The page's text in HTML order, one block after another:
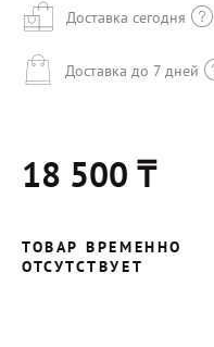
Доставка сегодня
Доставка до 7 дней
18 500 ₸
ТОВАР ВРЕМЕННО
ОТСУТСТВУЕТ